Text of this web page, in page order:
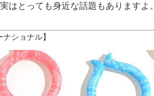
はとっても身近な話題もありますよ。
ナショナル】